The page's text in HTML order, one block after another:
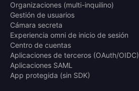
Organizaciones (multi-inquilino)
Gestión de usuarios
Cámara secreta
Experiencia omni de inicio de sesión
Centro de cuentas
Aplicaciones de terceros (OAuth/OIDC)
Aplicaciones SAML
App protegida (sin SDK)